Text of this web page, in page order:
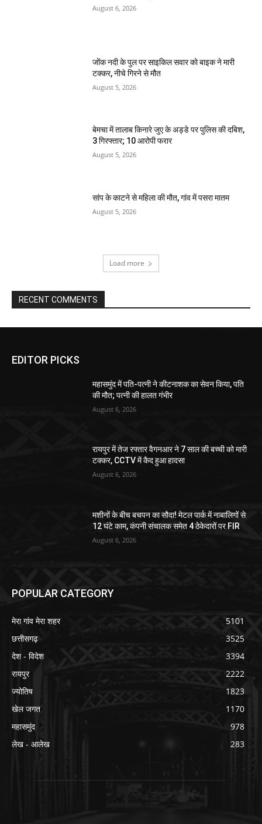
August 6, 2026
जोंक नदी के पुल पर साइकिल सवार को बाइक ने मारी
टक्कर, नीचे गिरने से मौत
August 5, 2026
बेमचा में तालाब किनारे जुए के अड्डे पर पुलिस की दबिश,
3 गिरफ्तार; 10 आरोपी फरार
August 5, 2026
सांप के काटने से महिला की मौत, गांव में पसरा मातम
August 5, 2026
Load more
RECENT COMMENTS
EDITOR PICKS
महासमुंद में पति-पत्नी ने कीटनाशक का सेवन किया, पति
की मौत; पत्नी की हालत गंभीर
August 6, 2026
रायपुर में तेज रफ्तार वैगनआर ने 7 साल की बच्ची को मारी
टक्कर, CCTV में कैद हुआ हादसा
August 6, 2026
मशीनों के बीच बचपन का सौदा! मेटल पार्क में नाबालिगों से
12 घंटे काम, कंपनी संचालक समेत 4 ठेकेदारों पर FIR
August 6, 2026
POPULAR CATEGORY
मेरा गांव मेरा शहर
5101
छत्तीसगढ़
3525
देश - विदेश
3394
रायपुर
2222
ज्योतिष
1823
खेल जगत
1170
महासमुंद
978
लेख - आलेख
283